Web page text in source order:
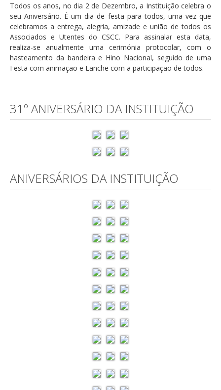
Todos os anos, no dia 2 de Dezembro, a Instituição celebra o
seu Aniversário. É um dia de festa para todos, uma vez que
celebramos a entrega, alegria, amizade e união de todos os
Associados e Utentes do CSCC. Para assinalar esta data,
realiza-se anualmente uma cerimónia protocolar, com o
hasteamento da bandeira e Hino Nacional, seguido de uma
Festa com animação e Lanche com a participação de todos.
31º ANIVERSÁRIO DA INSTITUIÇÃO
ANIVERSÁRIOS DA INSTITUIÇÃO